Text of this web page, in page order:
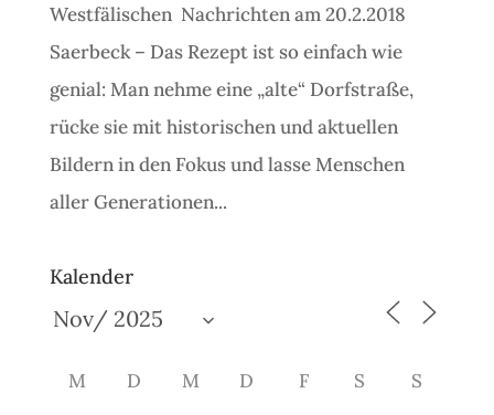
Westfälischen Nachrichten am 20.2.2018
Saerbeck – Das Rezept ist so einfach wie
genial: Man nehme eine „alte“ Dorfstraße,
rücke sie mit historischen und aktuellen
Bildern in den Fokus und lasse Menschen
aller Generationen...
Kalender
M D M D F S S